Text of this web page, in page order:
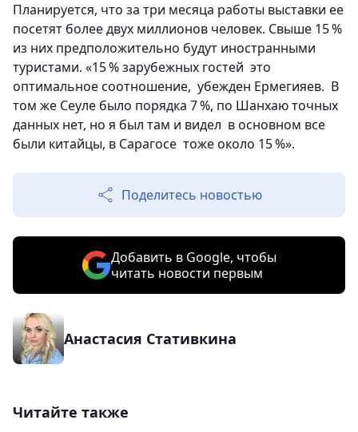
Планируется, что за три месяца работы выставки ее
посетят более двух миллионов человек. Свыше 15 %
из них предположительно будут иностранными
туристами. «15 % зарубежных гостей это
оптимальное соотношение, убежден Ермегияев. В
том же Сеуле было порядка 7 %, по Шанхаю точных
данных нет, но я был там и видел в основном все
были китайцы, в Сарагосе тоже около 15 %».
Поделитесь новостью
Добавить в Google, чтобы
читать новости первым
Анастасия Стативкина
Читайте также